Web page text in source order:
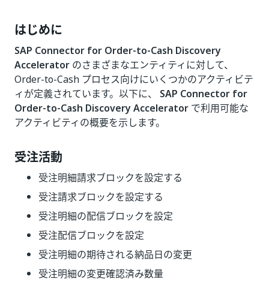
はじめに
SAP Connector for Order-to-Cash Discovery
Accelerator のさまざまなエンティティに対して、
Order-to-Cash プロセス向けにいくつかのアクティビテ
ィが定義されています。以下に、 SAP Connector for
Order-to-Cash Discovery Accelerator で利用可能な
アクティビティの概要を示します。
受注活動
受注明細請求ブロックを設定する
受注請求ブロックを設定する
受注明細の配信ブロックを設定
受注配信ブロックを設定
受注明細の期待される納品日の変更
受注明細の変更確認済み数量